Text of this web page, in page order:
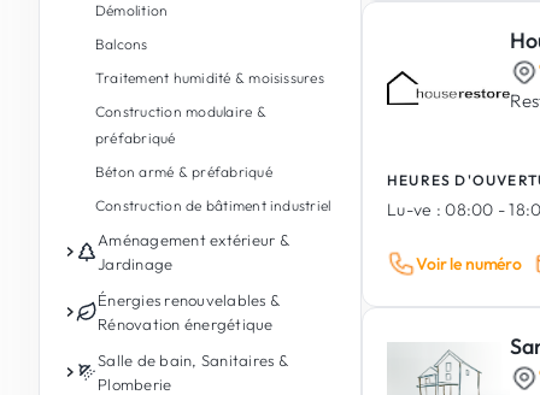
Démolition
Balcons
Traitement humidité & moisissures
Construction modulaire &
préfabriqué
Béton armé & préfabriqué
Construction de bâtiment industriel
Aménagement extérieur &
Jardinage
Entretien de jardin
Conception de jardin & paysages
Aménagement extérieur
Énergies renouvelables &
Rénovation énergétique
Photovoltaïque
Salle de bain, Sanitaires &
Plomberie
HEURES
Lu-ve : 08:00 -
Voir le numéro